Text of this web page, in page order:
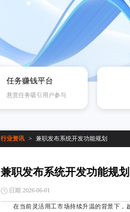
任务赚钱平台
悬赏任务吸引用户参与
行业资讯 > 兼职发布系统开发功能规划
兼职发布系统开发功能规划
日期 2026-06-01
在当前灵活用工市场持续升温的背景下，